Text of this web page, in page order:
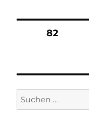
Beiträge
SEITE82
Suchen
nach: